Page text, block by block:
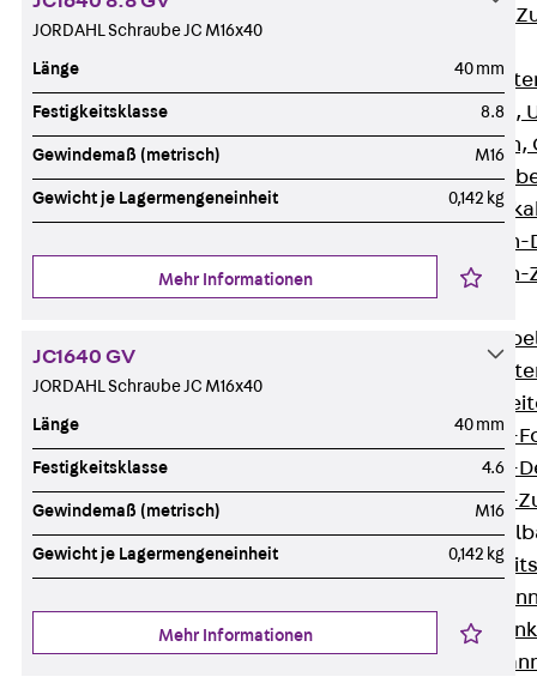
Kabelrinnen-
Zurück
G Gitterbahn,
GI
GTD
GTDW
Gitterbahnen-
LGG
LGGS
Kabelleitern-
Kabelleitern-
Kabelleitern-
Zurück
WPL
WL
WPR
JORDAHL Schraube JC M16x40
Länge 40 mm
Festigkeitsklasse 8.8
Gewindemaß (metrisch) M16
Gewicht je Lagermengeneinheit 0,142 kg
Mehr Informationen
JC1640 GV
JORDAHL Schraube JC M16x40
Länge 40 mm
Festigkeitsklasse 4.6
Gewindemaß (metrisch) M16
Gewicht je Lagermengeneinheit 0,142 kg
Mehr Informationen